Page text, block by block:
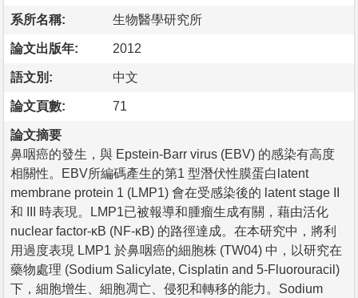
系所名稱: 生物醫學研究所
論文出版年: 2012
語文別: 中文
論文頁數: 71
論文摘要
鼻咽癌的發生，與 Epstein-Barr virus (EBV) 的感染有高度
相關性。EBV所編碼產生的第1 型潛伏性膜蛋白latent
membrane protein 1 (LMP1) 會在受感染後的 latent stage II
和 III 時表現。LMP1已被報導和腫瘤生成有關，藉由活化
nuclear factor-κB (NF-κB) 的路徑達成。在本研究中，將利
用過度表現 LMP1 於鼻咽癌的細胞株 (TW04) 中，以研究在
藥物處理 (Sodium Salicylate, Cisplatin and 5-Fluorouracil)
下，細胞增生、細胞凋亡、侵犯和轉移的能力。Sodium